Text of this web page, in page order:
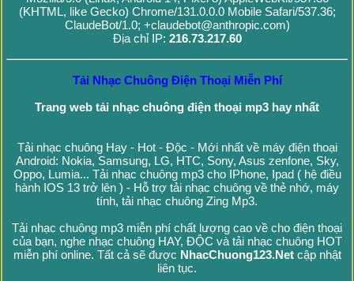
(KHTML, like Gecko) Chrome/131.0.0.0 Mobile Safari/537.36;
ClaudeBot/1.0; +claudebot@anthropic.com)
Địa chỉ IP: 216.73.217.60
Tải Nhạc Chuông Điện Thoại Miễn Phí
Trang web tải nhạc chuông điện thoại mp3 hay nhất
Tải nhạc chuông Hay - Hot - Độc - Mới nhất về máy điện thoại
Android: Nokia, Samsung, LG, HTC, Sony, Asus zenfone, Sky,
Oppo, Lumia... Tải nhạc chuông mp3 cho IPhone, Ipad ( hệ điều
hành IOS 13 trở lên ) - Hỗ trợ tải nhạc chuông về thẻ nhớ, máy
tính, tải nhạc chuông Zing Mp3.
Tải nhạc chuông mp3 miễn phí chất lượng cao về cho điện thoại
của bạn, nghe nhạc chuông HAY, ĐỘC và tải nhạc chuông HOT
miễn phí online. Tất cả sẽ được NhacChuong123.Netcập nhật
liên tục.